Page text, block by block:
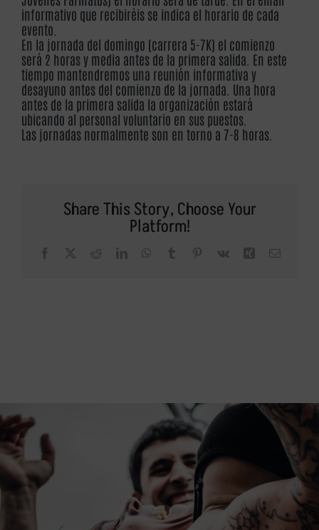
VOLUNTARIOS
FOTOS
CARRERAS FINALIZADAS
CONTACTO
informativo que recibiréis se indica el horario de cada
evento.
En la jornada del domingo (carrera 5-7K) el comienzo
será 2 horas y media antes de la primera salida. En este
tiempo mantendremos una reunión informativa y
desayuno antes del comienzo de la jornada. Una hora
antes de la primera salida la organización estará
ubicando al personal voluntario en sus puestos.
Las jornadas normalmente son en torno a 7-8 horas.
Share This Story, Choose Your
Platform!
Facebook RedditLinkedInWhatsApp
Tumblr Pinterest
Vk Xing Correo